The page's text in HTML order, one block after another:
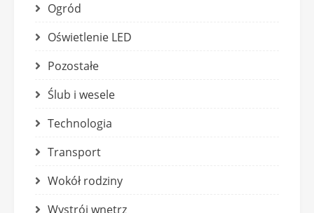
Ogród
Oświetlenie LED
Pozostałe
Ślub i wesele
Technologia
Transport
Wokół rodziny
Wystrój wnętrz